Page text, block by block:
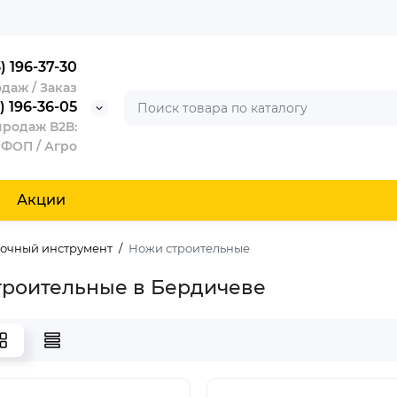
196-37-30
/ Заказ
196-36-05
В2В:
ФОП / Агро
Акции
инструмент Ножи строительные
в Бердичеве